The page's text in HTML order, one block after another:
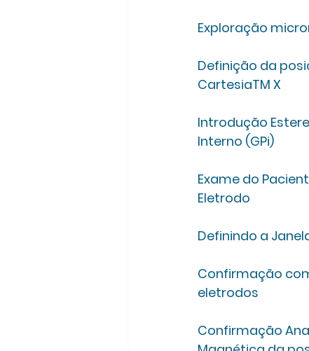
Exploração
Definição da
CartesiaTM X
Introdução
Interno (GPi)
Exame do
Eletrodo
Definindo a
Confirmação
eletrodos
Confirmação